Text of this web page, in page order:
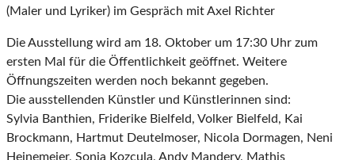
(Maler und Lyriker) im Gespräch mit Axel Richter
Die Ausstellung wird am 18. Oktober um 17:30 Uhr zum
ersten Mal für die Öffentlichkeit geöffnet. Weitere
Öffnungszeiten werden noch bekannt gegeben.
Die ausstellenden Künstler und Künstlerinnen sind:
Sylvia Banthien, Friderike Bielfeld, Volker Bielfeld, Kai
Brockmann, Hartmut Deutelmoser, Nicola Dormagen, Neni
Heinemeier, Sonja Kozcula, Andy Mandery, Mathis